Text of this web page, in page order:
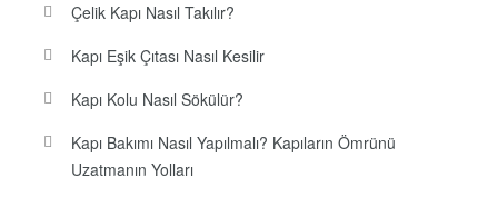
Çelik Kapı Nasıl Takılır?
Kapı Eşik Çıtası Nasıl Kesilir
Kapı Kolu Nasıl Sökülür?
Kapı Bakımı Nasıl Yapılmalı? Kapıların Ömrünü
Uzatmanın Yolları